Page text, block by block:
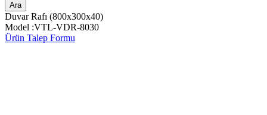
Ara
Duvar Rafı (800x300x40)
Model :VTL-VDR-8030
Ürün Talep Formu